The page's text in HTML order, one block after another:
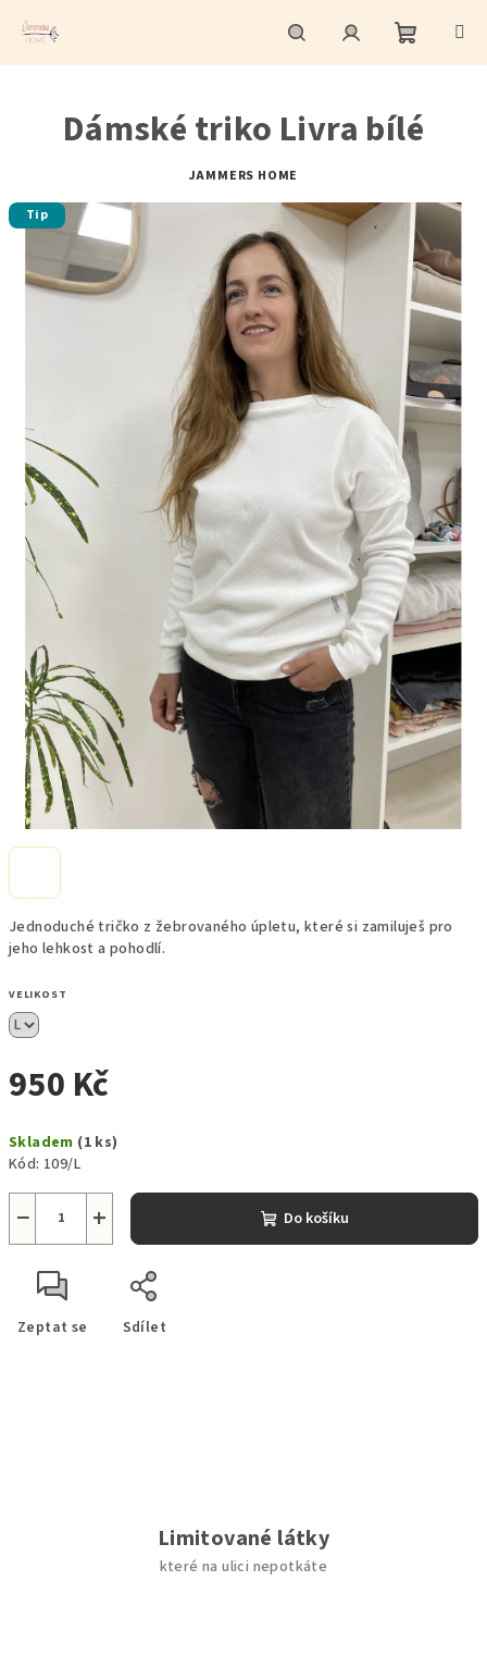
HledatPřihlášeníNákupní
košík
Jednoduché tričko z žebrovaného úpletu, které si zamiluješ pro
jeho lehkost a pohodlí.
VELIKOST
950 Kč
cena:
Skladem (1 ks)
Kód: 109/L
+
− Do košíku
Zeptat se Sdílet
Dámské triko Livra bílé
JAMMERS HOME
Tip
Limitované látky
které na ulici nepotkáte